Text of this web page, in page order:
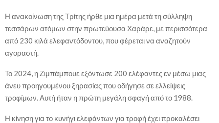
Η ανακοίνωση της Τρίτης ήρθε μια ημέρα μετά τη σύλληψη
τεσσάρων ατόμων στην πρωτεύουσα Χαράρε, με περισσότερα
από 230 κιλά ελεφαντόδοντου, που φέρεται να αναζητούν
αγοραστή.
Το 2024, η Ζιμπάμπουε εξόντωσε 200 ελέφαντες εν μέσω μιας
άνευ προηγουμένου ξηρασίας που οδήγησε σε ελλείψεις
τροφίμων. Αυτή ήταν η πρώτη μεγάλη σφαγή από το 1988.
Η κίνηση για το κυνήγι ελεφάντων για τροφή έχει προκαλέσει